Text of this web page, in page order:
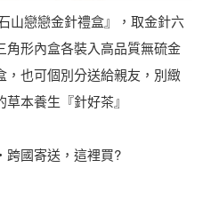
山戀戀金針禮盒』，取金針六
角形內盒各裝入高品質無硫金
，也可個別分送給親友，別緻
本養生『針好茶』
跨國寄送，這裡買?